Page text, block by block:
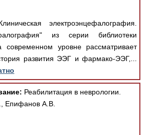
электроэнцефалография.
из серии библиотеки
современном уровне рассматривает
развития ЭЭГ и фармако-ЭЭГ,...
Реабилитация в неврологии.
Епифанов А.В.